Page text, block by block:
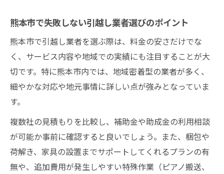
搬出準備
熊本市の引越しで無駄な出費を防ぐ方法
引越し費用を安く抑える熊本市民の実践例
熊本市の引越し補助金活用術まとめ
熊本市の引越し補助金の申請条件と手順を
引越し費用の負担を減らす熊本市の支援制
度とは
熊本市で引越し補助金を利用する際の注意
点
熊本市で失敗しない引越し業者選びのポイント
熊本市で引越し業者を選ぶ際は、料金の安さだけでな
く、サービス内容や地域での実績にも注目することが大
切です。特に熊本市内では、地域密着型の業者が多く、
細やかな対応や地元事情に詳しい点が強みとなっていま
す。
複数社の見積もりを比較し、補助金や助成金の利用相談
が可能か事前に確認すると良いでしょう。また、梱包や
荷解き、家具の設置までサポートしてくれるプランの有
無や、追加費用が発生しやすい特殊作業（ピアノ搬送、